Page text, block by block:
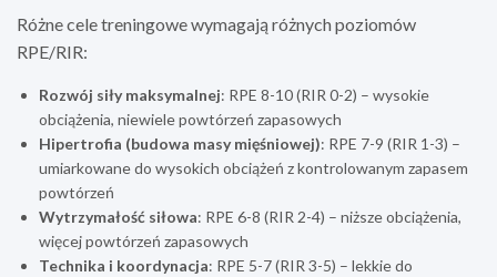
Różne cele treningowe wymagają różnych poziomów
RPE/RIR:
Rozwój siły maksymalnej: RPE 8-10 (RIR 0-2) – wysokie
obciążenia, niewiele powtórzeń zapasowych
Hipertrofia (budowa masy mięśniowej): RPE 7-9 (RIR 1-3) –
umiarkowane do wysokich obciążeń z kontrolowanym zapasem
powtórzeń
Wytrzymałość siłowa: RPE 6-8 (RIR 2-4) – niższe obciążenia,
więcej powtórzeń zapasowych
Technika i koordynacja: RPE 5-7 (RIR 3-5) – lekkie do